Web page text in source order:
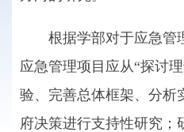
根据学部对于应急管理
应急管理项目应从“探讨
验、完善总体框架、分析
府决策进行支持性研究；